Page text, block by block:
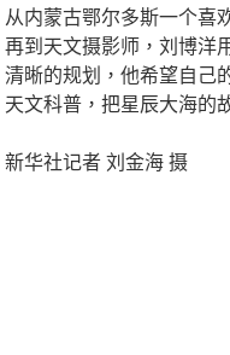
从内蒙古鄂尔多斯一个喜
再到天文摄影师，刘博洋
清晰的规划，他希望自己
天文科普，把星辰大海的
新华社记者 刘金海 摄